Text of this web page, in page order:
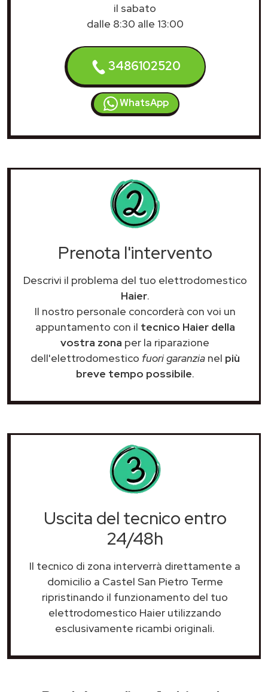
il sabato
dalle 8:30 alle 13:00
3486102520
WhatsApp
Prenota l'intervento
Descrivi il problema del tuo elettrodomestico
Haier.
Il nostro personale concorderà con voi un
appuntamento con il tecnico Haier della
vostra zona per la riparazione
dell'elettrodomestico fuori garanzianel più
breve tempo possibile.
Uscita del tecnico entro
24/48h
Il tecnico di zona interverrà direttamente a
domicilio a Castel San Pietro Terme
ripristinando il funzionamento del tuo
elettrodomestico Haier utilizzando
esclusivamente ricambi originali.